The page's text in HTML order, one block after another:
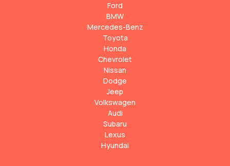
Ford
BMW
Mercedes-Benz
Toyota
Honda
Chevrolet
Nissan
Dodge
Jeep
Volkswagen
Audi
Subaru
Lexus
Hyundai